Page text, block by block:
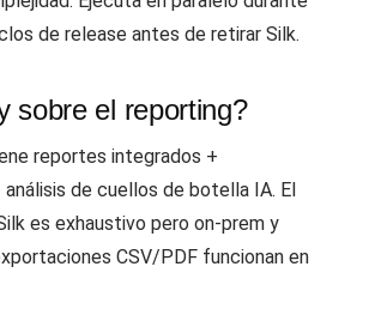
de release antes de retirar Silk.
sobre el reporting?
reportes integrados +
análisis de cuellos de botella IA. El
es exhaustivo pero on-prem y
CSV/PDF funcionan en